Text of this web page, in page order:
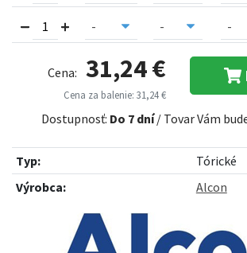
Cena: 31,24 €
Cena za balenie: 31,24 €
Dostupnosť: Do 7 dní/ Tovar Vám
Typ:
Tórické
Výrobca:
Alcon